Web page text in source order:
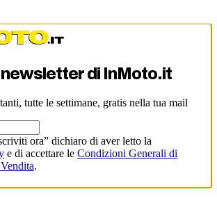
di InMoto.it
tutte le settimane, gratis nella tua mail
ora” dichiaro di aver letto la
e di accettare le Condizioni Generali di
.